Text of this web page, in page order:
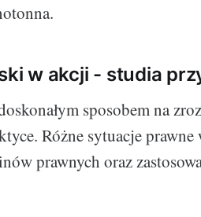
w akcji - studia
sposobem na
Różne sytuacje
prawnych oraz